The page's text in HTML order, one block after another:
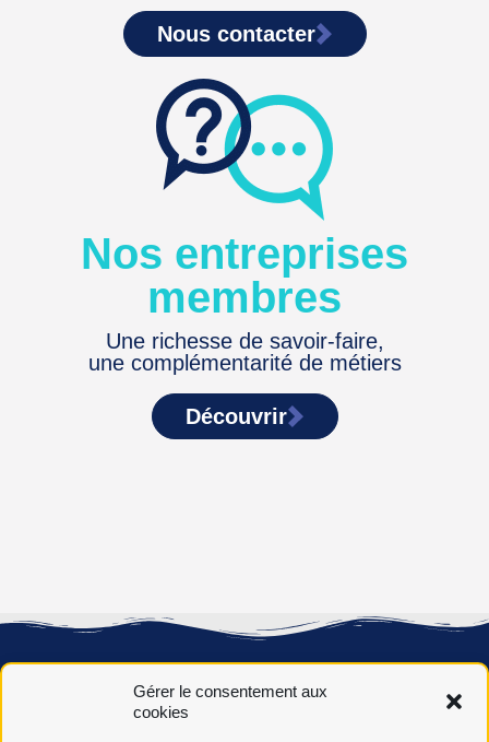
Gérer le consentement aux
cookies
Nous contacter
Nos entreprises
membres
Une richesse de savoir-faire,
une complémentarité de métiers
Découvrir